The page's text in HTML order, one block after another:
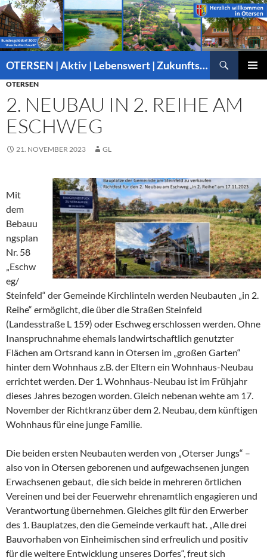
OTERSEN | Aktiv | Lebenswert | Zukunftsorientiert – mitten in Niedersachsen
INHALT
SPRINGEN
OTERSEN
2. NEUBAU IN 2. REIHE AM
ESCHWEG
21. NOVEMBER 2023 GL
Mit
dem
Bebauu
ngsplan
Nr. 58
„Eschw
eg/
Steinfeld“ der Gemeinde Kirchlinteln werden Neubauten „in 2.
Reihe“ ermöglicht, die über die Straßen Steinfeld
(Landesstraße L 159) oder Eschweg erschlossen werden. Ohne
Inanspruchnahme ehemals landwirtschaftlich genutzter
Flächen am Ortsrand kann in Otersen im „großen Garten“
hinter dem Wohnhaus z.B. der Eltern ein Wohnhaus-Neubau
errichtet werden. Der 1. Wohnhaus-Neubau ist im Frühjahr
dieses Jahres bezogen worden. Gleich nebenan wehte am 17.
November der Richtkranz über dem 2. Neubau, dem künftigen
Wohnhaus für eine junge Familie.
Die beiden ersten Neubauten werden von „Oterser Jungs“ –
also von in Otersen geborenen und aufgewachsenen jungen
Erwachsenen gebaut, die sich beide in mehreren örtlichen
Vereinen und bei der Feuerwehr ehrenamtlich engagieren und
Verantwortung übernehmen. Gleiches gilt für den Erwerber
des 1. Bauplatzes, den die Gemeinde verkauft hat. „Alle drei
Bauvorhaben von Einheimischen sind erfreulich und positiv
für die weitere Entwicklung unseres Dorfes“, freut sich